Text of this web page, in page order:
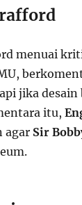
menuai
jika
itu,
agar Sir